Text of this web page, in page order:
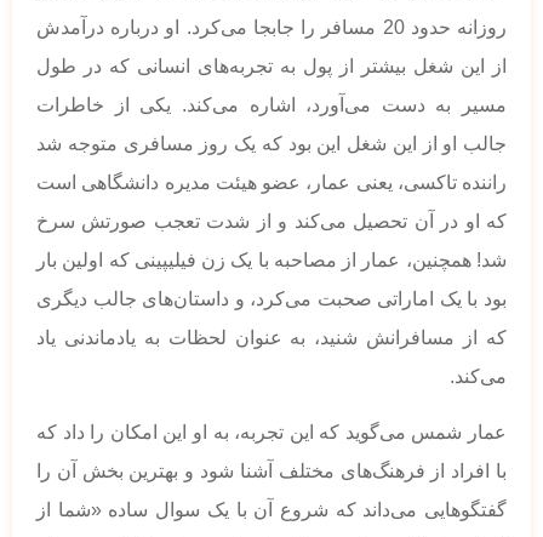
روزانه حدود 20 مسافر را جابجا می‌کرد. او درباره درآمدش
از این شغل بیشتر از پول به تجربه‌های انسانی که در طول
مسیر به دست می‌آورد، اشاره می‌کند. یکی از خاطرات
جالب او از این شغل این بود که یک روز مسافری متوجه شد
راننده تاکسی، یعنی عمار، عضو هیئت مدیره دانشگاهی است
که او در آن تحصیل می‌کند و از شدت تعجب صورتش سرخ
شد! همچنین، عمار از مصاحبه با یک زن فیلیپینی که اولین بار
بود با یک اماراتی صحبت می‌کرد، و داستان‌های جالب دیگری
که از مسافرانش شنید، به عنوان لحظات به یادماندنی یاد
می‌کند.
عمار شمس می‌گوید که این تجربه، به او این امکان را داد که
با افراد از فرهنگ‌های مختلف آشنا شود و بهترین بخش آن را
گفتگوهایی می‌داند که شروع آن با یک سوال ساده «شما از